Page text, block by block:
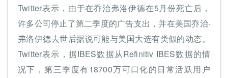
Twitter表示，由于在乔治弗洛伊德在5月份死亡后，
许多公司停止了第二季度的广告支出，并在美国乔治·
弗洛伊德去世后据说可能与美国大选有类似的动态。
Twitter表示，据IBES数据从Refinitiv IBES数据的情
况下，第三季度有18700万可口化的日常活跃用户